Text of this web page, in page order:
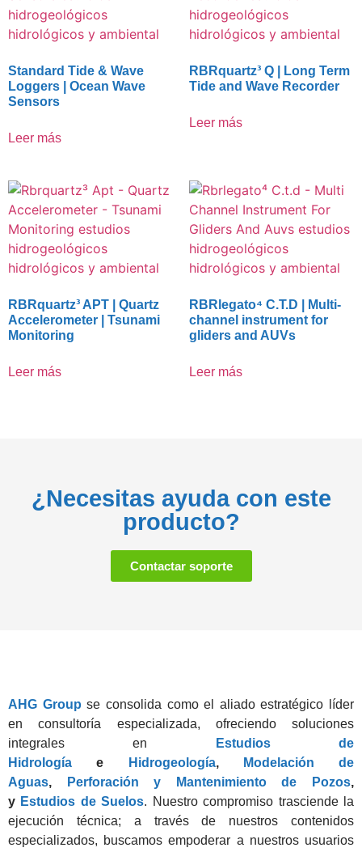
Standard Tide & Wave
Loggers | Ocean Wave
Sensors
Leer más
RBRquartz³ Q | Long Term
Tide and Wave Recorder
Leer más
RBRquartz³ APT | Quartz
Accelerometer | Tsunami
Monitoring
Leer más
RBRlegato⁴ C.T.D | Multi-
channel instrument for
gliders and AUVs
Leer más
¿Necesitas ayuda con este
producto?
Contactar soporte
AHG Group se consolida como el aliado estratégico líder
en consultoría especializada, ofreciendo soluciones
integrales en
Estudios de
Hidrología e Hidrogeología,
Modelación de
Aguas, Perforación y Mantenimiento de Pozos,
y Estudios de Suelos. Nuestro compromiso trasciende la
ejecución técnica; a través de nuestros contenidos
especializados, buscamos empoderar a nuestros usuarios